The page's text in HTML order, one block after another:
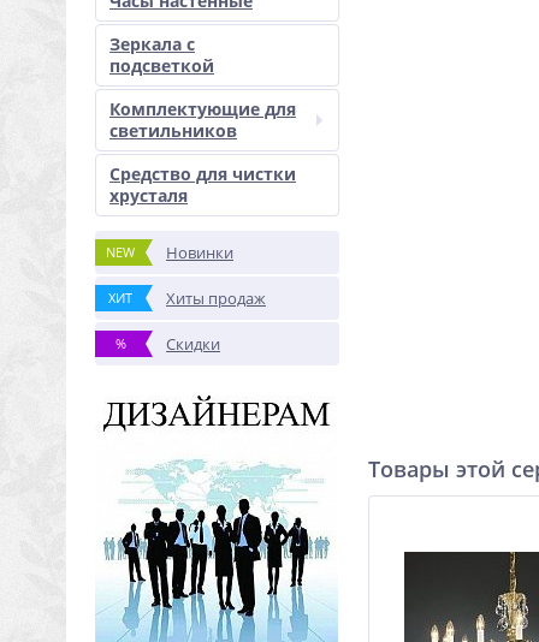
Зеркала с
подсветкой
Комплектующие для
светильников
Средство для чистки
хрусталя
NEW Новинки
ХИТ Хиты продаж
% Скидки
Товары этой